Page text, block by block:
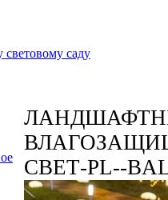
саду
СВЕТ-PL--